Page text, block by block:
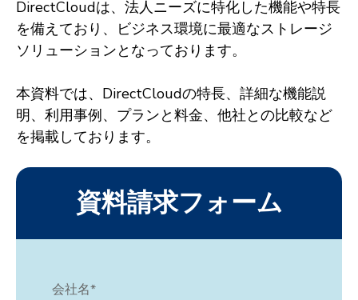
DirectCloudは、法人ニーズに特化した機能や特長
を備えており、ビジネス環境に最適なストレージ
ソリューションとなっております。
本資料では、DirectCloudの特長、詳細な機能説
明、利用事例、プランと料金、他社との比較など
を掲載しております。
資料請求フォーム
会社名*